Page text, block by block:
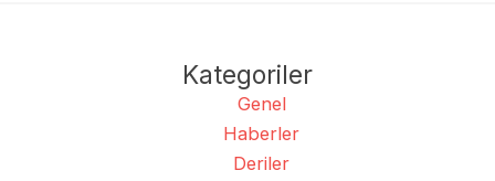
Kategoriler
Genel
Haberler
Deriler